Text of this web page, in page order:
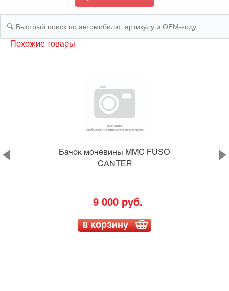
Похожие товары
Бачок мочевины MMC FUSO
CANTER
9 000 руб.
в корзину